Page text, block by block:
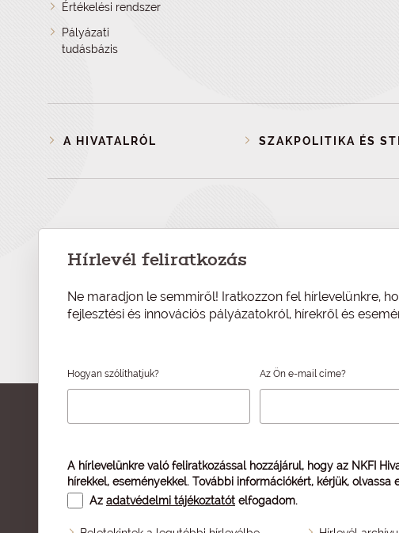
Értékelési rendszer
Pályázati
tudásbázis
A HIVATALRÓL SZAKPOLITIKA ÉS
Hírlevél feliratkozás
Ne maradjon le semmiről! Iratkozzon fel hírlevelünkre,
fejlesztési és innovációs pályázatokról, hírekről és
Hogyan szólíthatjuk? Az Ön e-mail címe?
A hírlevelünkre való feliratkozással hozzájárul, hogy az NKFI
hírekkel, eseményekkel. További információkért, kérjük, olvassa
Az adatvédelmi tájékoztatót elfogadom.